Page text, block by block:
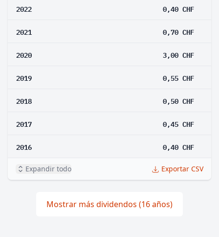
2022 0,40 CHF
2021 0,70 CHF
2020 3,00 CHF
2019 0,55 CHF
2018 0,50 CHF
2017 0,45 CHF
2016 0,40 CHF
Expandir todo Exportar CSV
Mostrar más dividendos (16 años)